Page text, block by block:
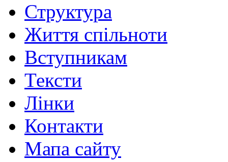
Структура
Життя спільноти
Вступникам
Тексти
Лінки
Контакти
Мапа сайту